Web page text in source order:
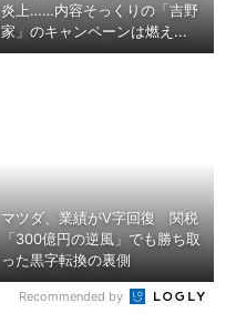
炎上……内容そっくりの「吉野
家」のキャンペーンは燃え...
マツダ、業績がV字回復 関税
「300億円の逆風」でも勝ち取
った黒字転換の裏側
Recommended by